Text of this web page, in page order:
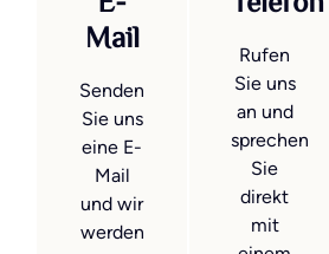
Mail
Senden
Sie uns
eine E-
Mail
und wir
werden
Rufen
Sie uns
an und
sprechen
Sie
direkt
mit